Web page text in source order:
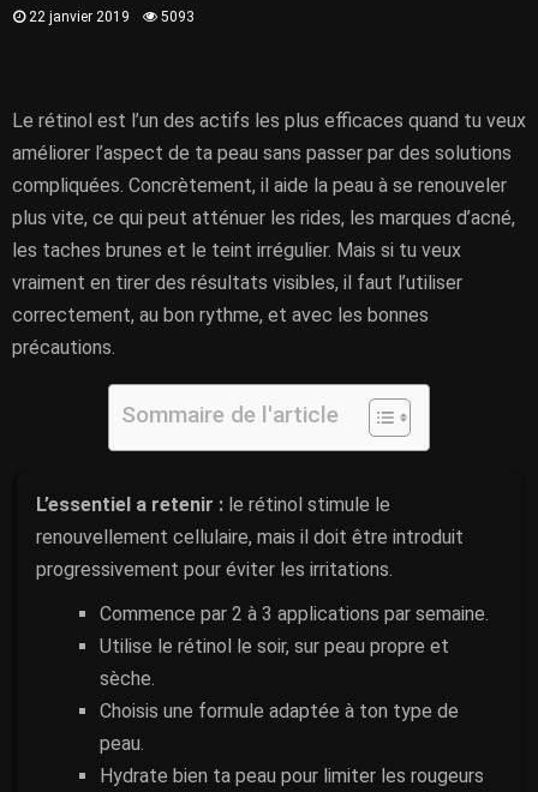
22 janvier 2019 5093
Le rétinol est l’un des actifs les plus efficaces quand tu veux
améliorer l’aspect de ta peau sans passer par des solutions
compliquées. Concrètement, il aide la peau à se renouveler
plus vite, ce qui peut atténuer les rides, les marques d’acné,
les taches brunes et le teint irrégulier. Mais si tu veux
vraiment en tirer des résultats visibles, il faut l’utiliser
correctement, au bon rythme, et avec les bonnes
précautions.
Sommaire de l'article
L’essentiel a retenir : le rétinol stimule le
renouvellement cellulaire, mais il doit être introduit
progressivement pour éviter les irritations.
Commence par 2 à 3 applications par semaine.
Utilise le rétinol le soir, sur peau propre et
sèche.
Choisis une formule adaptée à ton type de
peau.
Hydrate bien ta peau pour limiter les rougeurs